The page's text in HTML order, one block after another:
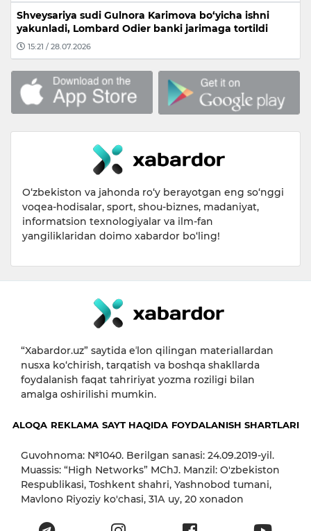
Shveysariya sudi Gulnora Karimova bo‘yicha ishni
yakunladi, Lombard Odier banki jarimaga tortildi
15:21 / 28.07.2026
O‘zbekiston va jahonda ro‘y berayotgan eng so‘nggi
voqea-hodisalar, sport, shou-biznes, madaniyat,
informatsion texnologiyalar va ilm-fan
yangiliklaridan doimo xabardor bo‘ling!
“Xabardor.uz” saytida eʼlon qilingan materiallardan
nusxa ko‘chirish, tarqatish va boshqa shakllarda
foydalanish faqat tahririyat yozma roziligi bilan
amalga oshirilishi mumkin.
ALOQA REKLAMA SAYT HAQIDA FOYDALANISH SHARTLARI
Guvohnoma: №1040. Berilgan sanasi: 24.09.2019-yil.
Muassis: “High Networks” MChJ. Manzil: O'zbekiston
Respublikasi, Toshkent shahri, Yashnobod tumani,
Mavlono Riyoziy ko'chasi, 31А uy, 20 xonadon